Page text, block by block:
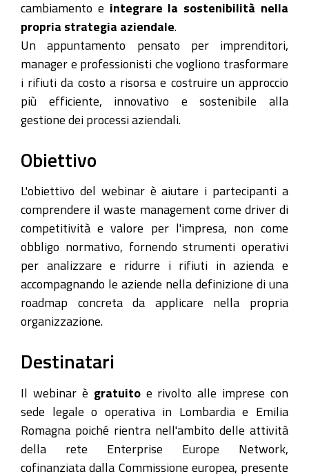
cambiamento e integrare la sostenibilità nella
propria strategia aziendale
Un appuntamento pensato per imprenditori,
manager e professionisti che vogliono trasformare
i rifiuti da costo a risorsa e costruire un approccio
più efficiente, innovativo e sostenibile alla
gestione dei processi aziendali.
Obiettivo
L'obiettivo del webinar è aiutare i partecipanti a
comprendere il waste management come driver di
competitività e valore per l'impresa, non come
obbligo normativo, fornendo strumenti operativi
per analizzare e ridurre i rifiuti in azienda e
accompagnando le aziende nella definizione di una
roadmap concreta da applicare nella propria
organizzazione.
Destinatari
Il webinar è gratuitoe rivolto alle imprese con
sede legale o operativa in Lombardia e Emilia
Romagna poiché rientra nell'ambito delle attività
della rete Enterprise Europe Network,
cofinanziata dalla Commissione europea, presente